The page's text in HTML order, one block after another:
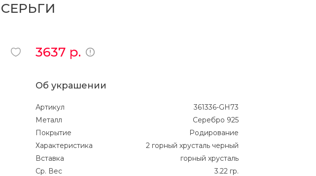
СЕРЬГИ
3637 р.
Об украшении
Артикул
361336-GH73
Металл
Серебро 925
Покрытие
Родирование
Характеристика
2 горный хрусталь черный
Вставка
горный хрусталь
Ср. Вес
3.22 гр.